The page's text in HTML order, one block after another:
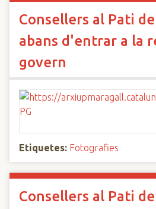
Consellers al Pati
abans d'entrar a la
govern
Etiquetes: Fotografies
Consellers al Pati